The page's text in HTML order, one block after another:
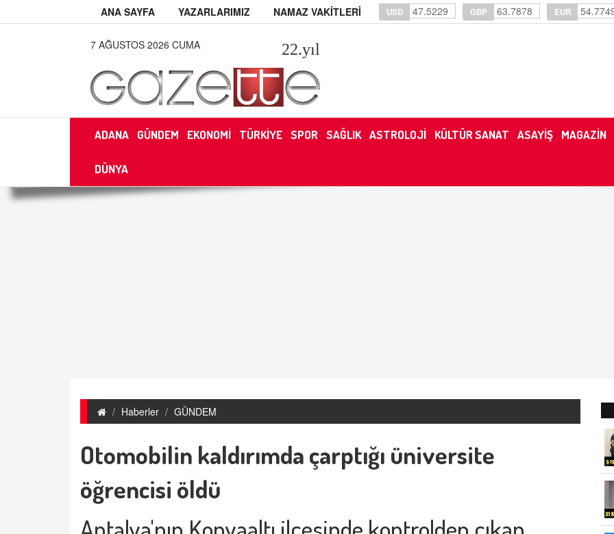
ANA SAYFA YAZARLARIMIZ NAMAZ VAKİTLERİ USD 47.5229 GBP 63.7878 EUR
7 AĞUSTOS 2026 CUMA 22.yıl
ADANA GÜNDEM EKONOMİ TÜRKİYE SPOR SAĞLIK ASTROLOJİ KÜLTÜR SANAT ASAYİŞ MAGAZİN
DÜNYA
Haberler GÜNDEM
Otomobilin kaldırımda çarptığı üniversite
öğrencisi öldü